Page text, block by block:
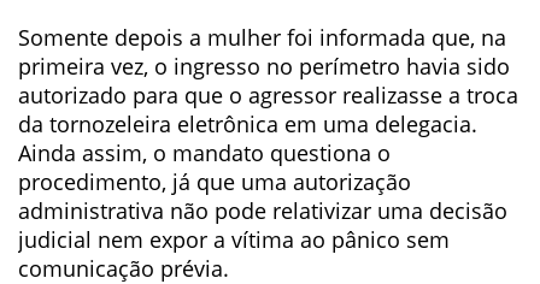
Somente depois a mulher foi informada que, na
primeira vez, o ingresso no perímetro havia sido
autorizado para que o agressor realizasse a troca
da tornozeleira eletrônica em uma delegacia.
Ainda assim, o mandato questiona o
procedimento, já que uma autorização
administrativa não pode relativizar uma decisão
judicial nem expor a vítima ao pânico sem
comunicação prévia.